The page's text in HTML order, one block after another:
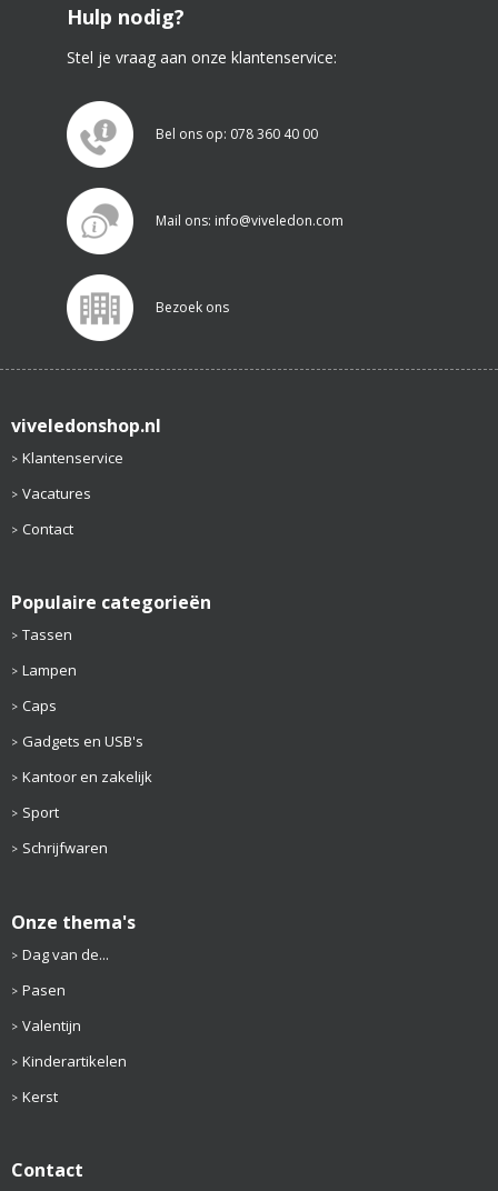
Hulp nodig?
Stel je vraag aan onze klantenservice:
Bel ons op: 078 360 40 00
Mail ons: info@viveledon.com
Bezoek ons
viveledonshop.nl
Klantenservice
Vacatures
Contact
Populaire categorieën
Tassen
Lampen
Caps
Gadgets en USB's
Kantoor en zakelijk
Sport
Schrijfwaren
Onze thema's
Dag van de...
Pasen
Valentijn
Kinderartikelen
Kerst
Contact